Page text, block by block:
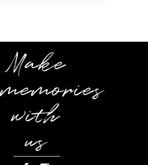
Make
memories
with
us